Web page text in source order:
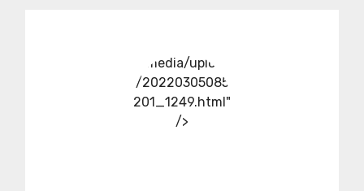
../media/upload
/20220305085
201_1249.html"
/>